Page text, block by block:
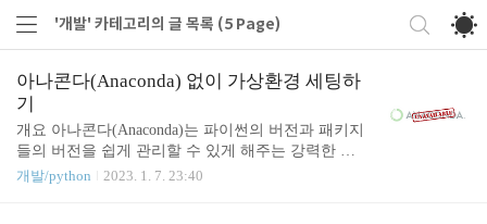
'개발' 카테고리의 글 목록 (5 Page)
아나콘다(Anaconda) 없이 가상환경 세팅하
기
개요 아나콘다(Anaconda)는 파이썬의 버전과 패키지
들의 버전을 쉽게 관리할 수 있게 해주는 강력한 솔
루션이다. 하지만 200명 이상 규모의 회사에서는 개
개발/python 2023. 1. 7. 23:40